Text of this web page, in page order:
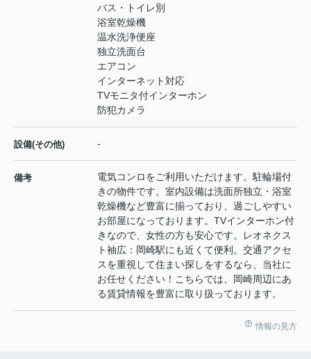
バス・トイレ別
浴室乾燥機
温水洗浄便座
独立洗面台
エアコン
インターネット対応
TVモニタ付インターホン
防犯カメラ
設備(その他) -
備考
電気コンロをご利用いただけます。駐輪場付
きの物件です。室内設備は洗面所独立・浴室
乾燥機など豊富に揃っており、過ごしやすい
お部屋になっております。TVインターホン付
きなので、女性の方も安心です。レオネクス
ト袖広：岡崎駅にも近くて便利。交通アクセ
スを重視して住まい探しをするなら、当社に
お任せください！こちらでは、岡崎周辺にあ
る賃貸情報を豊富に取り扱っております。
情報の見方